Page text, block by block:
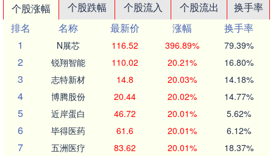
个股涨幅 个股跌幅 个股流入 个股流出
换手率
排名
名称 最新价 涨幅
换手率
1
N展芯 116.52 396.89% 79.39%
2 锐翔智能 110.02 20.21% 16.80%
3 志特新材 14.8 20.03% 14.18%
4 博腾股份 20.44 20.02% 14.77%
5 近岸蛋白 46.72 20.01% 5.62%
6 毕得医药 61.6 20.01% 6.12%
7 五洲医疗 83.62 20.01% 18.37%